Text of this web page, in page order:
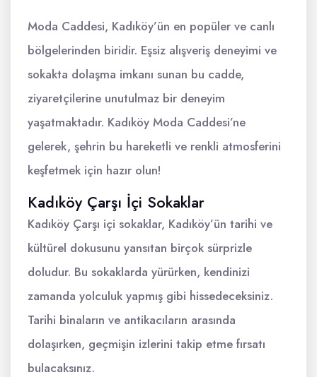
Moda Caddesi, Kadıköy’ün en popüler ve canlı
bölgelerinden biridir. Eşsiz alışveriş deneyimi ve
sokakta dolaşma imkanı sunan bu cadde,
ziyaretçilerine unutulmaz bir deneyim
yaşatmaktadır. Kadıköy Moda Caddesi’ne
gelerek, şehrin bu hareketli ve renkli atmosferini
keşfetmek için hazır olun!
Kadıköy Çarşı İçi Sokaklar
Kadıköy Çarşı içi sokaklar, Kadıköy’ün tarihi ve
kültürel dokusunu yansıtan birçok sürprizle
doludur. Bu sokaklarda yürürken, kendinizi
zamanda yolculuk yapmış gibi hissedeceksiniz.
Tarihi binaların ve antikacıların arasında
dolaşırken, geçmişin izlerini takip etme fırsatı
bulacaksınız.